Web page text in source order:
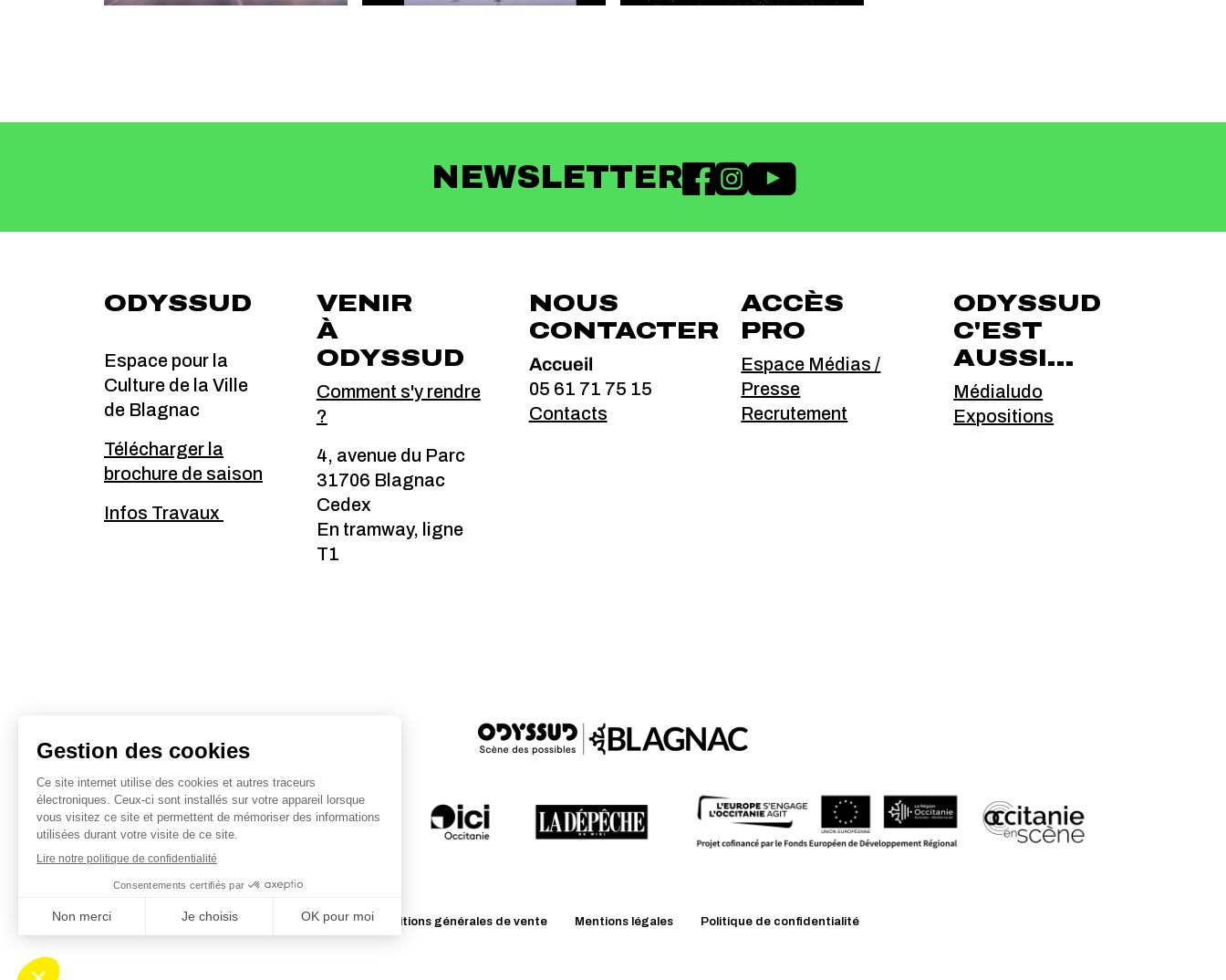
NEWSLETTER
ODYSSUD
Espace pour la
Culture de la Ville
de Blagnac
Télécharger la
brochure de saison
Infos Travaux
VENIR
À
ODYSSUD
Comment s'y rendre
?
4, avenue du Parc
31706 Blagnac
Cedex
En tramway, ligne
T1
NOUS
CONTACTER
Accueil
05 61 71 75 15
Contacts
ACCÈS
PRO
Espace Médias /
Presse
Recrutement
ODYSSUD
C'EST
AUSSI...
Médialudo
Expositions
Conditions générales de vente Mentions légales Politique de confidentialité